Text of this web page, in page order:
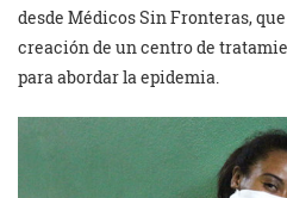
desde Médicos Sin Fronteras,
creación de un centro de
para abordar la epidemia.